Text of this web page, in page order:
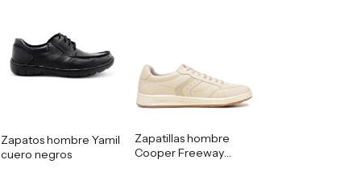
Zapatos hombre Yamil
cuero negros
Zapatillas hombre
Cooper Freeway